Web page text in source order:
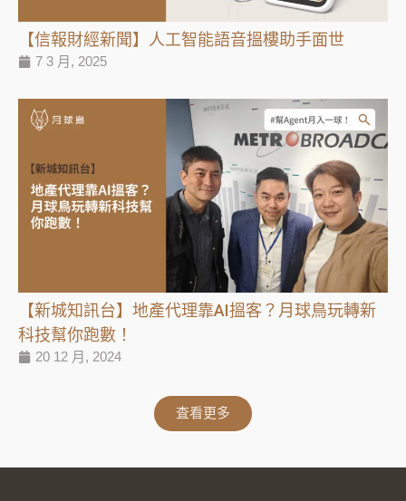
【信報財經新聞】人工智能語音搵樓助手面世
7 3 月, 2025
【新城知訊台】地產代理靠AI搵客？月球鳥玩轉新
科技幫你跑數！
20 12 月, 2024
査看更多